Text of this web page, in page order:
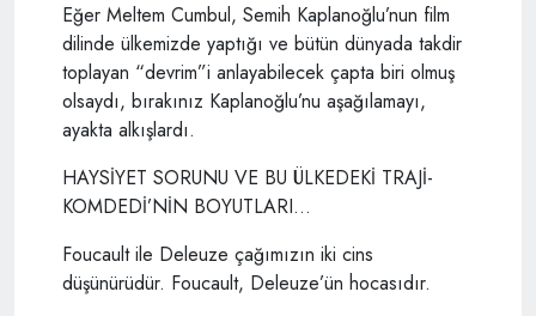
Eğer Meltem Cumbul, Semih Kaplanoğlu’nun film
dilinde ülkemizde yaptığı ve bütün dünyada takdir
toplayan “devrim”i anlayabilecek çapta biri olmuş
olsaydı, bırakınız Kaplanoğlu’nu aşağılamayı,
ayakta alkışlardı.
HAYSİYET SORUNU VE BU ÜLKEDEKİ TRAJİ-
KOMDEDİ’NİN BOYUTLARI...
Foucault ile Deleuze çağımızın iki cins
düşünürüdür. Foucault, Deleuze’ün hocasıdır.